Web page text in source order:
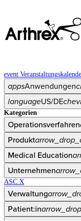
event
appsAnwendungen
languageUS/DE
Kategorien
Operationsverfahren
Produkt
Medical Education
Unternehmen
ASC X
Verwaltung
Patient:in